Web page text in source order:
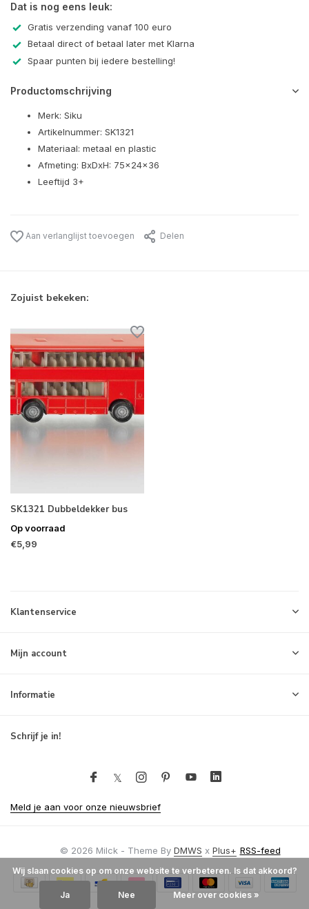
Dat is nog eens leuk:
Gratis verzending vanaf 100 euro
Betaal direct of betaal later met Klarna
Spaar punten bij iedere bestelling!
Productomschrijving
Merk: Siku
Artikelnummer: SK1321
Materiaal: metaal en plastic
Afmeting: BxDxH: 75x24x36
Leeftijd 3+
Aan verlanglijst toevoegen Delen
Zojuist bekeken:
SK1321 Dubbeldekker bus
Op voorraad
€5,99
Klantenservice
Mijn account
Informatie
Schrijf je in!
Meld je aan voor onze nieuwsbrief
© 2026 Milck - Theme By DMWS x Plus+ RSS-feed
Wij slaan cookies op om onze website te verbeteren. Is dat akkoord?
Ja Nee Meer over cookies »